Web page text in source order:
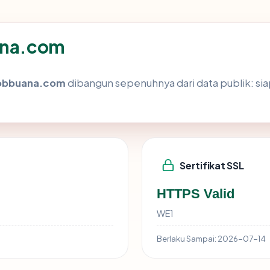
dibangun sepenuhnya dari data publik:
Sertifikat SSL
HTTPS Valid
WE1
Berlaku Sampai: 2026-07-14